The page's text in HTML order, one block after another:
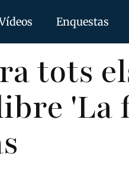
Enquestas
tots
'La